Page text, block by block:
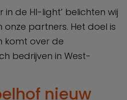
in de HI-light’ belichten wij
partners. Het doel is
komt over de
bedrijven in West-
nieuw